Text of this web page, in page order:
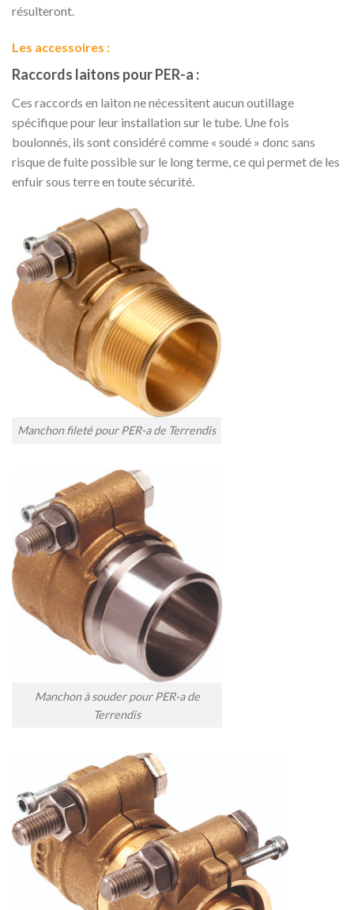
résulteront.
Les accessoires :
Raccords laitons pour PER-a :
Ces raccords en laiton ne nécessitent aucun outillage
spécifique pour leur installation sur le tube. Une fois
boulonnés, ils sont considéré comme « soudé » donc sans
risque de fuite possible sur le long terme, ce qui permet de les
enfuir sous terre en toute sécurité.
Manchon fileté pour PER-a de Terrendis
Manchon à souder pour PER-a de
Terrendis